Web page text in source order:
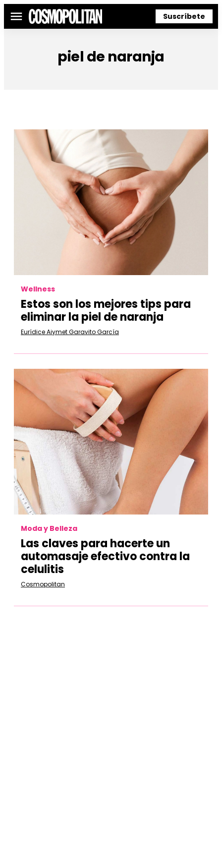
Menú Suscríbete
piel de naranja
Wellness
Estos son los mejores tips para
eliminar la piel de naranja
Eurídice Aiymet Garavito García
Moda y Belleza
Las claves para hacerte un
automasaje efectivo contra la
celulitis
Cosmopolitan